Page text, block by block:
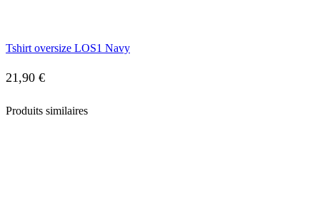
Tshirt oversize LOS1 Navy
21,90 €
Produits similaires